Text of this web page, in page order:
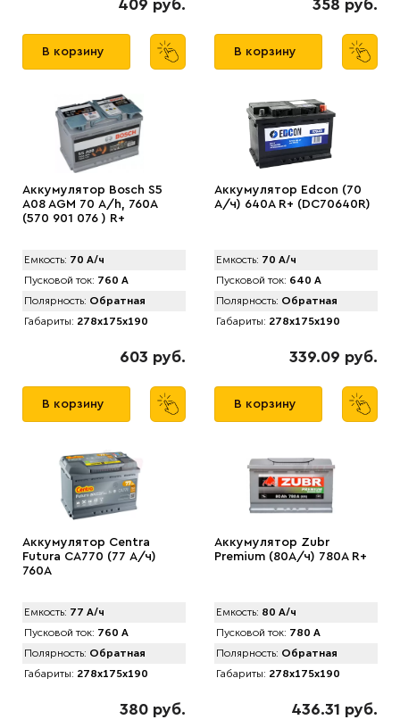
409 руб.
В корзину
358 руб.
В корзину
Аккумулятор Bosch S5
A08 AGM 70 А/h, 760А
(570 901 076 ) R+
Емкость: 70 А/ч
Пусковой ток: 760 А
Полярность: Обратная
Габариты: 278x175x190
603 руб.
В корзину
Аккумулятор Edcon (70
А/ч) 640A R+ (DC70640R)
Емкость: 70 А/ч
Пусковой ток: 640 А
Полярность: Обратная
Габариты: 278x175x190
339.09 руб.
В корзину
Аккумулятор Centra
Futura CA770 (77 А/ч)
760A
Емкость: 77 А/ч
Пусковой ток: 760 А
Полярность: Обратная
Габариты: 278x175x190
380 руб.
Аккумулятор Zubr
Premium (80А/ч) 780А R+
Емкость: 80 А/ч
Пусковой ток: 780 А
Полярность: Обратная
Габариты: 278x175x190
436.31 руб.